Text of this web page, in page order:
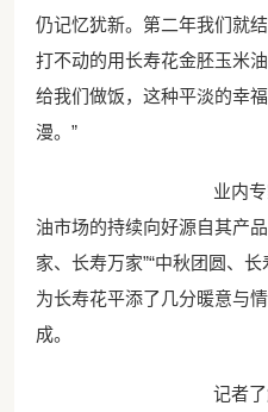
仍记忆犹新。第二年我们就
打不动的用长寿花金胚玉米
给我们做饭，这种平淡的幸
漫。”
业内专
油市场的持续向好源自其产
家、长寿万家”“中秋团圆、长
为长寿花平添了几分暖意与
成。
记者了